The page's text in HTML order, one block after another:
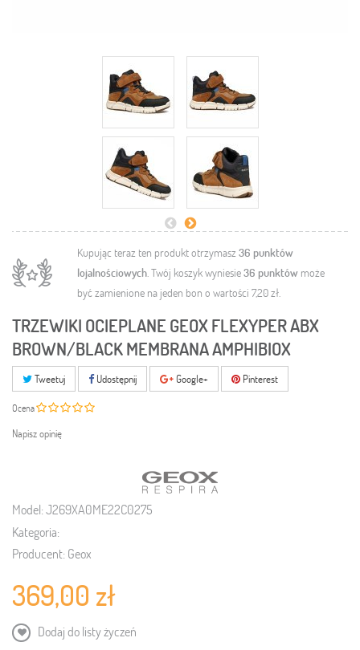
Kupując teraz ten produkt otrzymasz 36 punktów
lojalnościowych. Twój koszyk wyniesie36 punktów może
być zamienione na jeden bon o wartości 7,20 zł.
TRZEWIKI OCIEPLANE GEOX FLEXYPER ABX
BROWN/BLACK MEMBRANA AMPHIBIOX
Tweetuj Udostępnij Google+ Pinterest
Ocena
Napisz opinię
Model:J269XA0ME22C0275
Kategoria:
Producent: Geox
369,00 zł
Dodaj do listy życzeń